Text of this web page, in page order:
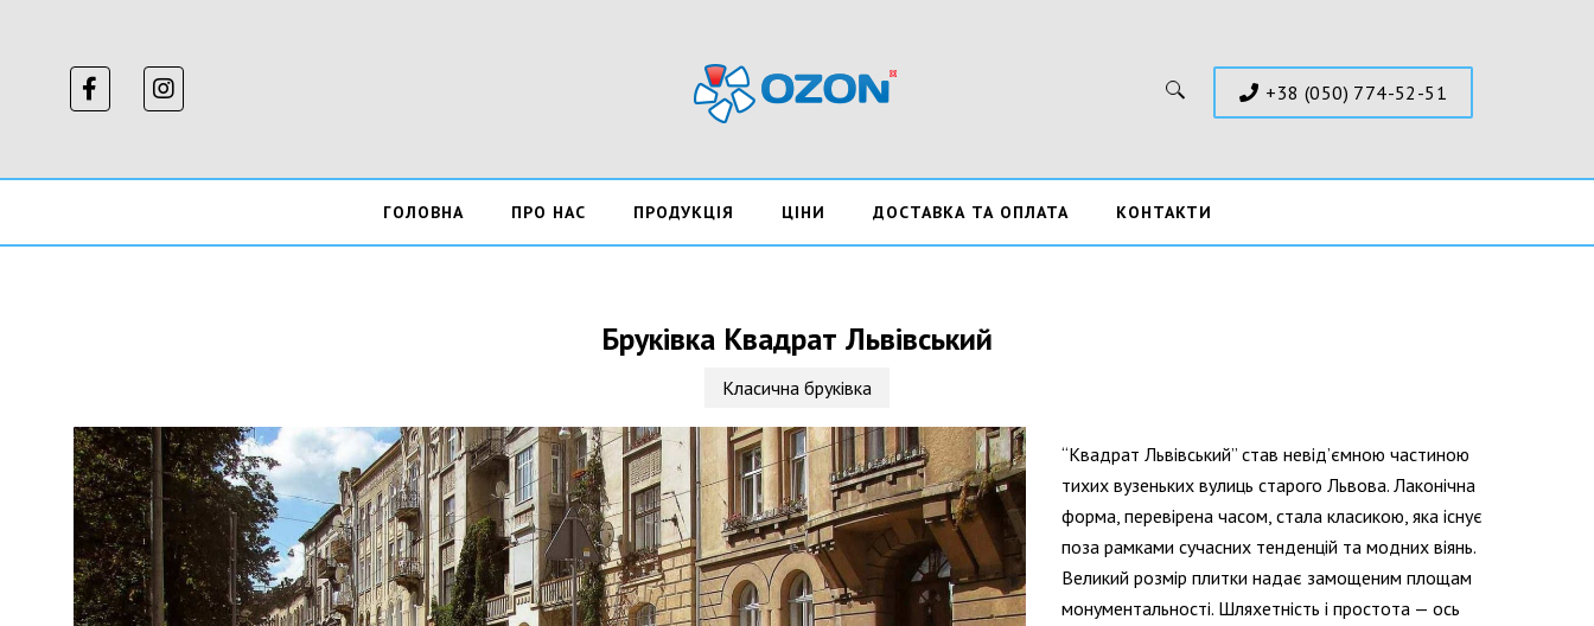
+38 (050) 774-52-51
ГОЛОВНА ПРО НАС ПРОДУКЦІЯ ЦІНИ ДОСТАВКА ТА ОПЛАТА КОНТАКТИ
Бруківка Квадрат Львівський
Класична бруківка
“Квадрат Львівський” став невід’ємною частиною
тихих вузеньких вулиць старого Львова. Лаконічна
форма, перевірена часом, стала класикою, яка існує
поза рамками сучасних тенденцій та модних віянь.
Великий розмір плитки надає замощеним площам
монументальності. Шляхетність і простота — ось